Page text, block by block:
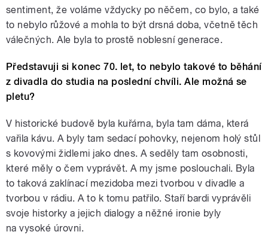
sentiment, že voláme vždycky po něčem, co bylo, a také
to nebylo růžové a mohla to být drsná doba, včetně těch
válečných. Ale byla to prostě noblesní generace.
Představuji si konec 70. let, to nebylo takové to běhání
z divadla do studia na poslední chvíli. Ale možná se
pletu?
V historické budově byla kuřárna, byla tam dáma, která
vařila kávu. A byly tam sedací pohovky, nejenom holý stůl
s kovovými židlemi jako dnes. A seděly tam osobnosti,
které měly o čem vyprávět. A my jsme poslouchali. Byla
to taková zaklínací mezidoba mezi tvorbou v divadle a
tvorbou v rádiu. A to k tomu patřilo. Staří bardi vyprávěli
svoje historky a jejich dialogy a něžné ironie byly
na vysoké úrovni.